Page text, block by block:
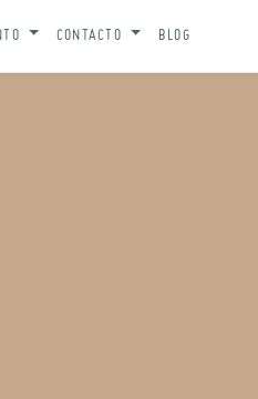
CONTACTO BLOG